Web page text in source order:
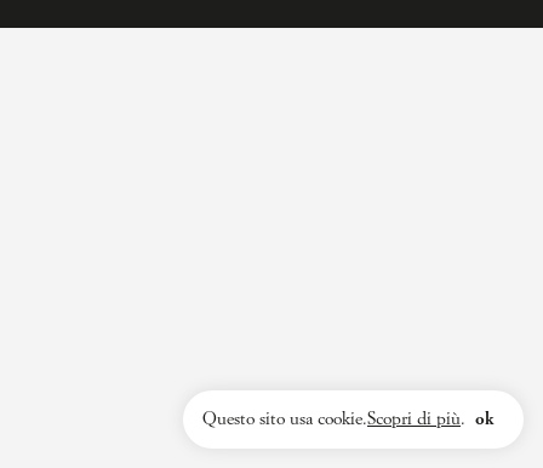
Questo sito usa cookie.Scopri di più. ok